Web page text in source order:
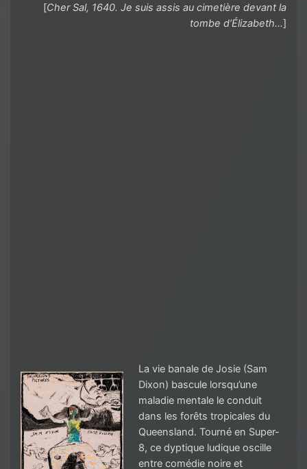
[Cher Sal, 1640. Je suis assis au cimetière devant la
tombe d’Élizabeth…]
La vie banale de Josie (Sam
Dixon) bascule lorsqu’une
maladie mentale le conduit
dans les forêts tropicales du
Queensland. Tourné en Super-
8, ce dyptique ludique oscille
entre comédie noire et